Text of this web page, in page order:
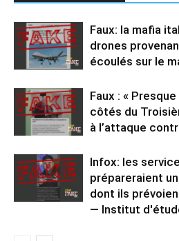
Faux: la mafia
drones
écoulés sur le
Faux : «
côtés du
à l’attaque
Infox: les
prépareraient
dont ils
— Institut